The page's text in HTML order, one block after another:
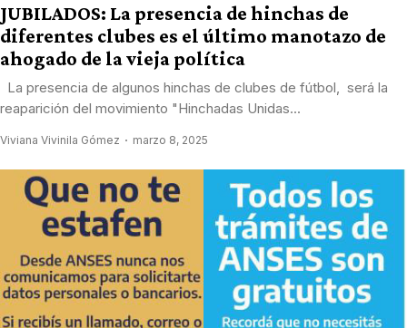
JUBILADOS: La presencia de hinchas de
diferentes clubes es el último manotazo de
ahogado de la vieja política
La presencia de algunos hinchas de clubes de fútbol, será la
reaparición del movimiento "Hinchadas Unidas...
Viviana Vivinila Gómez marzo 8, 2025